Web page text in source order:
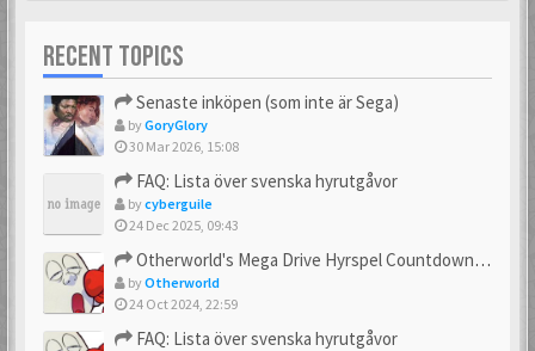
RECENT TOPICS
Senaste inköpen (som inte är Sega)
byGoryGlory
30 Mar 2026, 15:08
FAQ: Lista över svenska hyrutgåvor
bycyberguile
24 Dec 2025, 09:43
Otherworld's Mega Drive Hyrspel Countdown Tråd!
byOtherworld
24 Oct 2024, 22:59
FAQ: Lista över svenska hyrutgåvor